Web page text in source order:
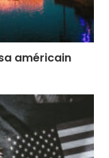
américain